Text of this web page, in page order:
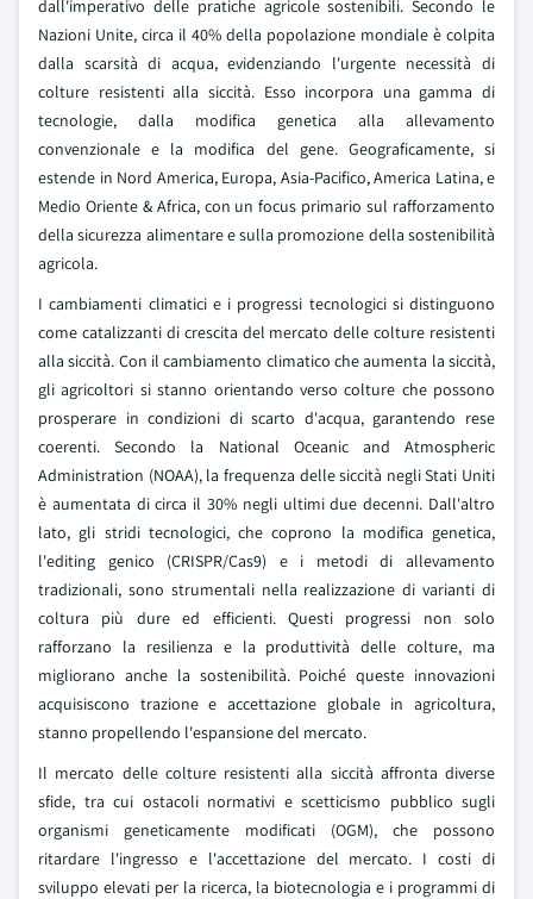
dall'imperativo delle pratiche agricole sostenibili. Secondo le
Nazioni Unite, circa il 40% della popolazione mondiale è colpita
dalla scarsità di acqua, evidenziando l'urgente necessità di
colture resistenti alla siccità. Esso incorpora una gamma di
tecnologie, dalla modifica genetica alla allevamento
convenzionale e la modifica del gene. Geograficamente, si
estende in Nord America, Europa, Asia-Pacifico, America Latina, e
Medio Oriente & Africa, con un focus primario sul rafforzamento
della sicurezza alimentare e sulla promozione della sostenibilità
agricola.
I cambiamenti climatici e i progressi tecnologici si distinguono
come catalizzanti di crescita del mercato delle colture resistenti
alla siccità. Con il cambiamento climatico che aumenta la siccità,
gli agricoltori si stanno orientando verso colture che possono
prosperare in condizioni di scarto d'acqua, garantendo rese
coerenti. Secondo la National Oceanic and Atmospheric
Administration (NOAA), la frequenza delle siccità negli Stati Uniti
è aumentata di circa il 30% negli ultimi due decenni. Dall'altro
lato, gli stridi tecnologici, che coprono la modifica genetica,
l'editing genico (CRISPR/Cas9) e i metodi di allevamento
tradizionali, sono strumentali nella realizzazione di varianti di
coltura più dure ed efficienti. Questi progressi non solo
rafforzano la resilienza e la produttività delle colture, ma
migliorano anche la sostenibilità. Poiché queste innovazioni
acquisiscono trazione e accettazione globale in agricoltura,
stanno propellendo l'espansione del mercato.
Il mercato delle colture resistenti alla siccità affronta diverse
sfide, tra cui ostacoli normativi e scetticismo pubblico sugli
organismi geneticamente modificati (OGM), che possono
ritardare l'ingresso e l'accettazione del mercato. I costi di
sviluppo elevati per la ricerca, la biotecnologia e i programmi di